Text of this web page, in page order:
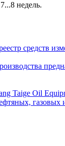
недель.
средств
Taige Oil